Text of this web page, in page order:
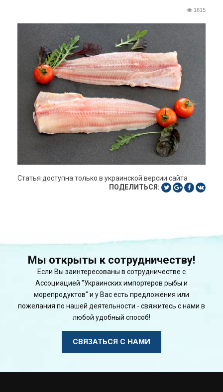
1815
Статья доступна только в украинской версии сайта
ПОДЕЛИТЬСЯ:
Мы открыты к сотрудничеству!
Если Вы заинтересованы в сотрудничестве с
Ассоциацией "Украинских импортеров рыбы и
морепродуктов" и у Вас есть предложения или
пожелания по нашей деятельности - свяжитесь с нами в
любой удобный способ!
СВЯЗАТЬСЯ С НАМИ